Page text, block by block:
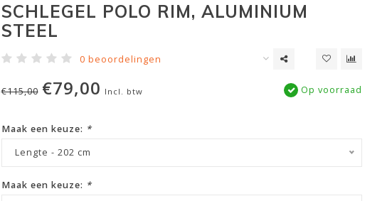
SCHLEGEL POLO RIM, ALUMINIUM
STEEL
0 beoordelingen
€115,00 €79,00 Incl. btw Op voorraad
Maak een keuze: *
Lengte - 202 cm
Maak een keuze: *